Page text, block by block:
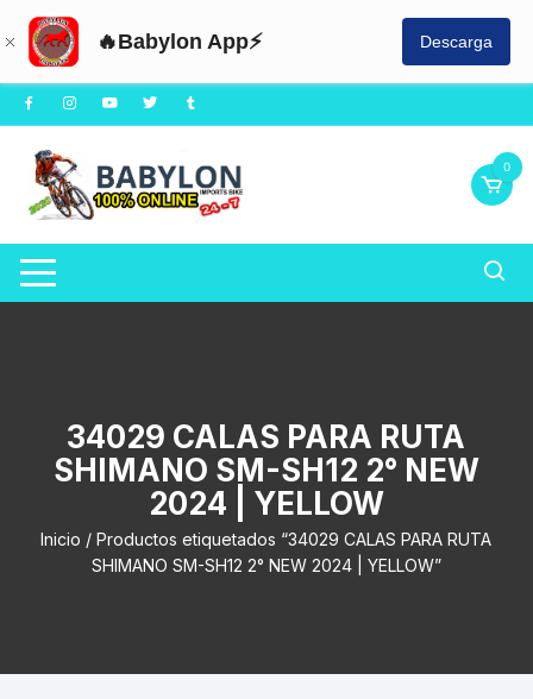
🔥Babylon App⚡ Descarga
Saltar
al
contenido
0
34029 CALAS PARA RUTA
SHIMANO SM-SH12 2° NEW
2024 | YELLOW
Inicio / Productos etiquetados “34029 CALAS PARA RUTA
SHIMANO SM-SH12 2° NEW 2024 | YELLOW”